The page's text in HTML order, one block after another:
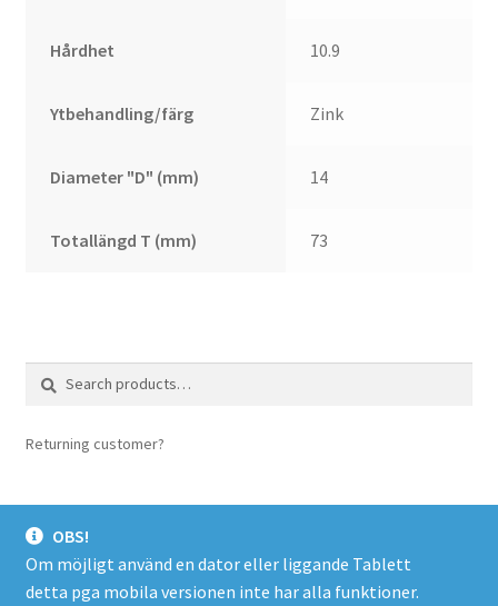
Hårdhet 10.9
Ytbehandling/färg Zink
Diameter "D" (mm) 14
Totallängd T (mm) 73
Returning customer?
OBS!
Om möjligt använd en dator eller liggande Tablett
detta pga mobila versionen inte har alla funktioner.